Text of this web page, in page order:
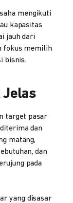
mengikuti
kapasitas
jauh dari
fokus memilih
bisnis.
Jelas
target pasar
dan
matang,
dan
pada
yang disasar